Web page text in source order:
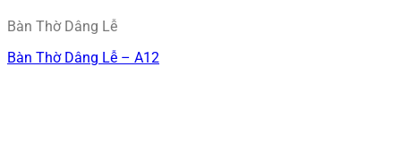
Bàn Thờ Dâng Lễ
Bàn Thờ Dâng Lễ – A12